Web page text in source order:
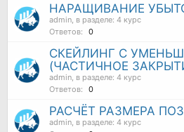
НАРАЩИВАНИЕ
admin , в разделе: 4 курс
Ответов:
0
СКЕЙЛИНГ С
(ЧАСТИЧНОЕ
admin , в разделе: 4 курс
Ответов:
0
РАСЧЁТ РАЗМЕРА
admin , в разделе: 4 курс